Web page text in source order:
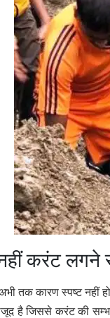
करंट लगने
तक कारण स्पष्ट नहीं
है जिससे करंट की